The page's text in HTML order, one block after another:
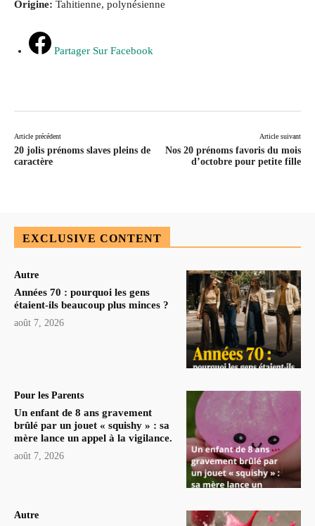
Origine: Tahitienne, polynésienne
Partager Sur Facebook
Article précédent
20 jolis prénoms slaves pleins de
caractère
Article suivant
Nos 20 prénoms favoris du mois
d’octobre pour petite fille
EXCLUSIVE CONTENT
Autre
Années 70 : pourquoi les gens
étaient-ils beaucoup plus minces ?
août 7, 2026
Pour les Parents
Un enfant de 8 ans gravement
brûlé par un jouet « squishy » : sa
mère lance un appel à la vigilance.
août 7, 2026
Autre